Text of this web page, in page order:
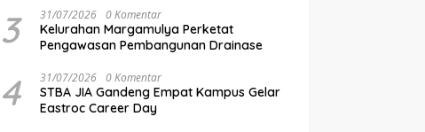
3 31/07/2026 0 Komentar
Kelurahan Margamulya Perketat
Pengawasan Pembangunan Drainase
4 31/07/2026 0 Komentar
STBA JIA Gandeng Empat Kampus Gelar
Eastroc Career Day